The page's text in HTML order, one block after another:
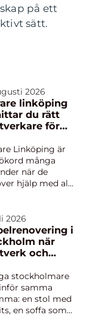
på ett
sätt.
2026
linköping
du rätt
för
Linköping är
många
när de
hjälp med allt
i tegel
En
har en viktig
hus, både för
utseende oc...
2026
i
när
och
stockholmare
samma
en stol med
en soffa som